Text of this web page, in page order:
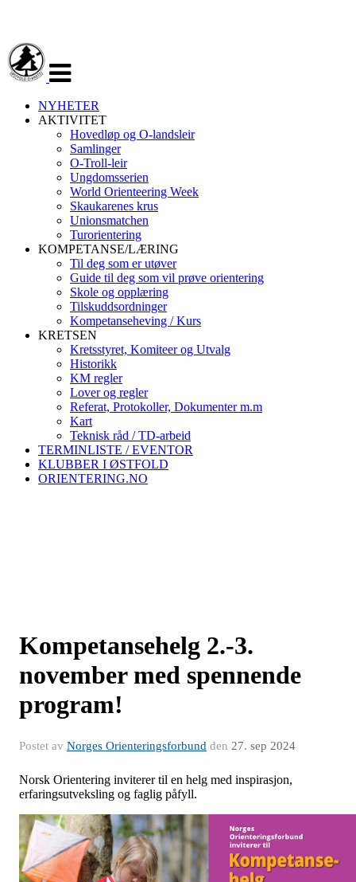
navigasjon
NYHETER
AKTIVITET
Hovedløp og O-landsleir
Samlinger
O-Troll-leir
Ungdomsserien
World Orienteering Week
Skaukarenes krus
Unionsmatchen
Turorientering
KOMPETANSE/LÆRING
Til deg som er utøver
Guide til deg som vil prøve orientering
Skole og opplæring
Tilskuddsordninger
Kompetanseheving / Kurs
KRETSEN
Kretsstyret, Komiteer og Utvalg
Historikk
KM regler
Lover og regler
Referat, Protokoller, Dokumenter m.m
Kart
Teknisk råd / TD-arbeid
TERMINLISTE / EVENTOR
KLUBBER I ØSTFOLD
ORIENTERING.NO
Kompetansehelg 2.-3.
november med spennende
program!
Postet av Norges Orienteringsforbund den 27. sep 2024
Norsk Orientering inviterer til en helg med inspirasjon,
erfaringsutveksling og faglig påfyll.